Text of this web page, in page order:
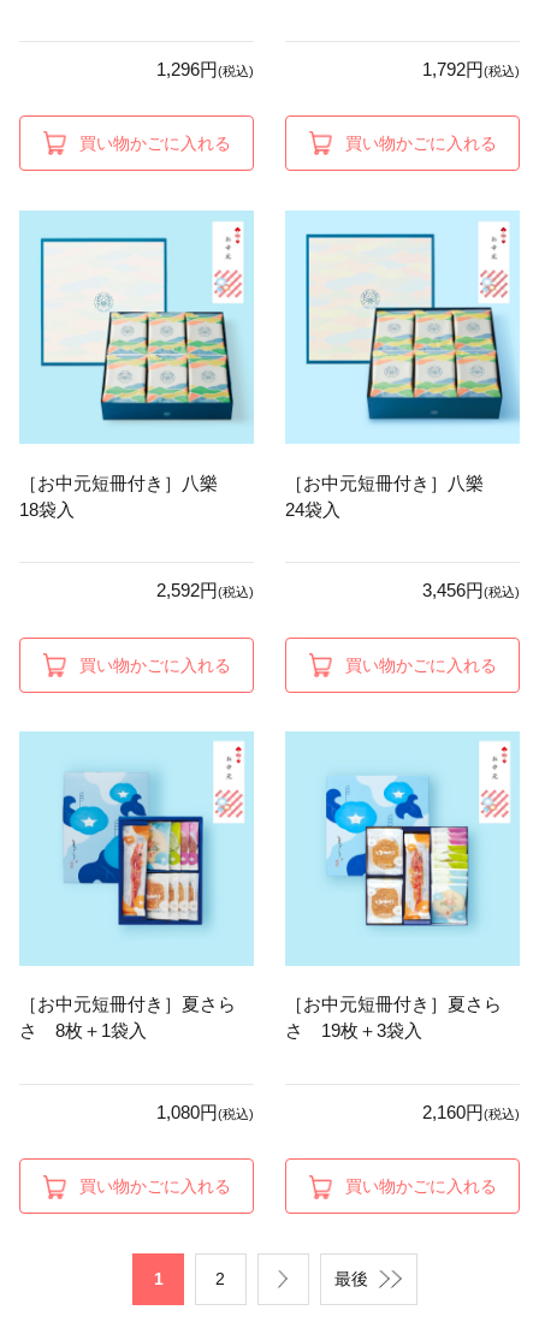
1,296円(税込)
買い物かごに入れる
1,792円(税込)
買い物かごに入れる
［お中元短冊付き］八樂
18袋入
2,592円(税込)
買い物かごに入れる
［お中元短冊付き］八樂
24袋入
3,456円(税込)
買い物かごに入れる
［お中元短冊付き］夏さら
さ 8枚＋1袋入
1,080円(税込)
買い物かごに入れる
［お中元短冊付き］夏さら
さ 19枚＋3袋入
2,160円(税込)
買い物かごに入れる
1 2 最後